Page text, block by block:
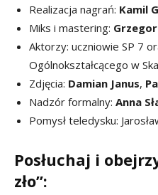
Realizacja nagrań: Kamil
Miks i mastering:
Aktorzy: uczniowie SP 7
Ogólnokształcącego w
Zdjęcia: Damian Janus,
Nadzór formalny: Anna
Pomysł teledysku:
Posłuchaj i
zło”: